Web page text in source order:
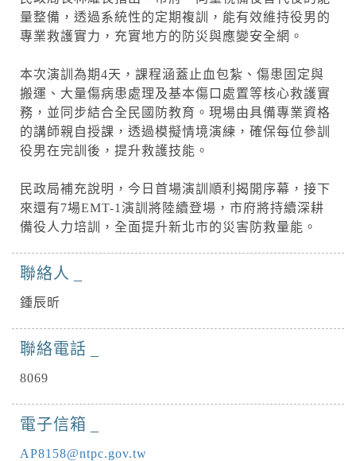
量整備，透過系統性的定期複訓，能有效維持役男的
專業救護實力，充實地方的防災與應變安全網。
本次演訓為期4天，課程涵蓋止血包紮、傷患固定與
搬運、大量傷病患處理及基本傷口處置等核心救護實
務，並同步結合全民國防教育。現場由具備專業資格
的講師親自授課，透過模擬情境演練，確保每位參訓
役男在完訓後，提升救護技能。
民政局補充說明，今日首場演訓順利揭開序幕，接下
來還有7場EMT-1演訓將陸續登場，市府將持續深耕
備役人力培訓，全面提升新北市的災害防救量能。
聯絡人
鍾辰昕
聯絡電話
8069
電子信箱
AP8158@ntpc.gov.tw